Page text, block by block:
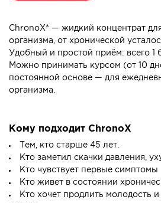
ChronoX* — жидкий концентрат
организма, от хронической
Удобный и простой приём: всего 1
Можно принимать курсом (от 10
постоянной основе — для
организма.
Кому подходит ChronoX
Тем, кто старше 45 лет.
Кто заметил скачки давления,
Кто чувствует первые симптомы
Кто живет в состоянии
Кто хочет продлить молодость